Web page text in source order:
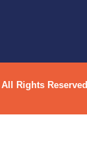
Rights Reserved